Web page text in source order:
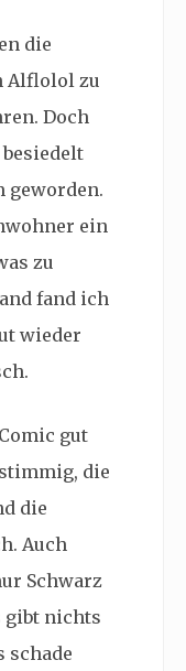
die
Alflolol zu
Doch
geworden.
ein
zu
fand ich
wieder
gut
die
die
Auch
Schwarz
gibt nichts
schade